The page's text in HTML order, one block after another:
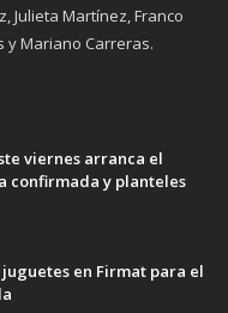
Julieta Martínez, Franco
y Mariano Carreras.
viernes arranca el
confirmada y planteles
en Firmat para el